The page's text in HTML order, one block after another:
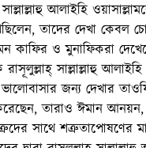
আলাইহি
তাদের দেখা কেবল
কাফির ও মুনাফিকরা
সাল্লাল্লাহু আলাইহি
জন্য দেখার
তারাও ঈমান আনয়ন,
সাথে শত্রুতাপোষণের